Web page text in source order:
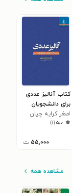
کتاب آنالیز عددی
برای دانشجویان
علوم و مهندسی
اصغر کرایه چیان
۵٫۰(۱)
۵۵,۰۰۰ ت
مشاهده همه